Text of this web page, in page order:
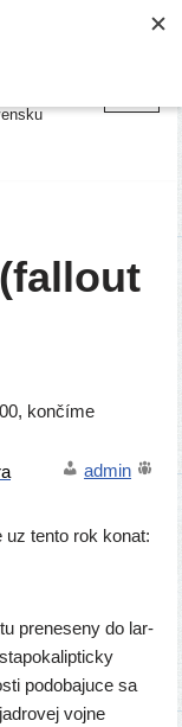
kon­čí­me
admin
uz ten­to rok konat:
pre­ne­se­ny do lar­
podo­ba­ju­ce sa
voj­ne